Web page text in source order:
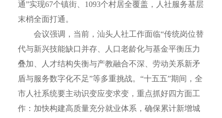
通”实现67个镇街、1093个村居全覆盖，人社服务基层
末梢全面打通。
会议强调，当前，汕头人社工作面临“传统岗位替
代与新兴技能缺口并存、人口老龄化与基金平衡压力
叠加、人才结构失衡与产教融合不深、劳动关系新矛
盾与服务数字化不足”等多重挑战。“十五五”期间，全
市人社系统要主动识变应变求变，重点抓好四方面工
作：加快构建高质量充分就业体系，确保累计新增城